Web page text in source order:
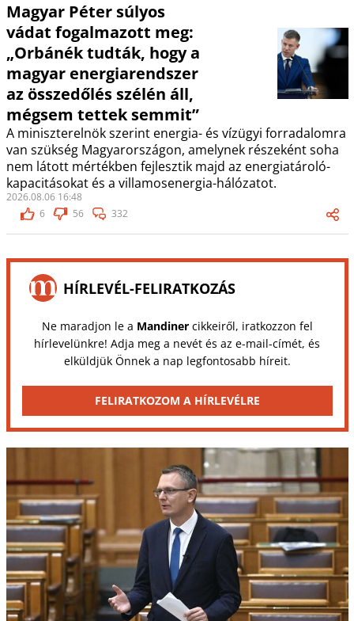
Magyar Péter súlyos
vádat fogalmazott meg:
„Orbánék tudták, hogy a
magyar energiarendszer
az összedőlés szélén áll,
mégsem tettek semmit”
A miniszterelnök szerint energia- és vízügyi forradalomra
van szükség Magyarországon, amelynek részeként soha
nem látott mértékben fejlesztik majd az energiatároló-
kapacitásokat és a villamosenergia-hálózatot.
2026.08.06 16:48
6
56 332
HÍRLEVÉL-FELIRATKOZÁS
Ne maradjon le a Mandinercikkeiről, iratkozzon fel
hírlevelünkre! Adja meg a nevét és az e-mail-címét, és
elküldjük Önnek a nap legfontosabb híreit.
FELIRATKOZOM A HÍRLEVÉLRE